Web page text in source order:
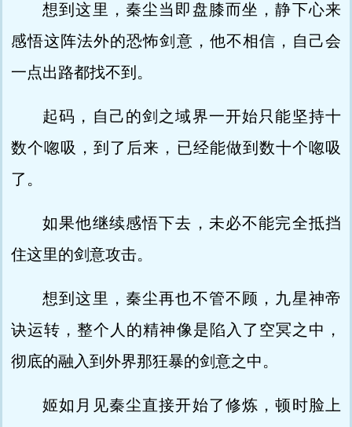
想到这里，秦尘当即盘膝而坐，静下心来
感悟这阵法外的恐怖剑意，他不相信，自己会
一点出路都找不到。
起码，自己的剑之域界一开始只能坚持十
数个唿吸，到了后来，已经能做到数十个唿吸
了。
如果他继续感悟下去，未必不能完全抵挡
住这里的剑意攻击。
想到这里，秦尘再也不管不顾，九星神帝
诀运转，整个人的精神像是陷入了空冥之中，
彻底的融入到外界那狂暴的剑意之中。
姬如月见秦尘直接开始了修炼，顿时脸上